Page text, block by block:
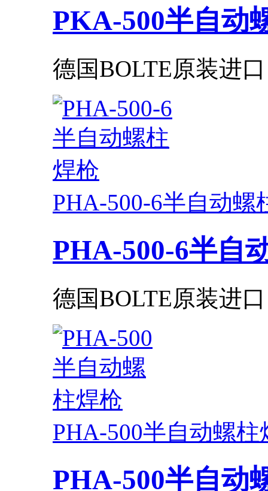
PKA-500半自动
德国BOLTE原装进
PHA-500-6半自动螺
PHA-500-6半自
德国BOLTE原装进
PHA-500半自动螺柱
PHA-500半自动